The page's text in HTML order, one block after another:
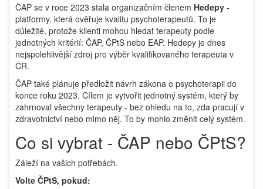
ČAP se v roce 2023 stala organizačním členem Hedepy -
platformy, která ověřuje kvalitu psychoterapeutů. To je
důležité, protože klienti mohou hledat terapeuty podle
jednotných kritérií: ČAP, ČPtS nebo EAP. Hedepy je dnes
nejspolehlivější zdroj pro výběr kvalifikovaného terapeuta v
ČR.
ČAP také plánuje předložit návrh zákona o psychoterapii do
konce roku 2023. Cílem je vytvořit jednotný systém, který by
zahrnoval všechny terapeuty - bez ohledu na to, zda pracují v
zdravotnictví nebo mimo něj. To by mohlo změnit celý systém.
Co si vybrat - ČAP nebo ČPtS?
Záleží na vašich potřebách.
Volte ČPtS, pokud: